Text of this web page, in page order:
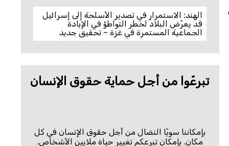
الهند: الاستمرار في تصدير الأسلحة إلى إسرائيل
قد يعرّض البلاد لخطر التواطؤ في الإبادة
الجماعية المستمرة في غزة – تحقيق جديد
تبرعّوا من أجل حماية حقوق الإنسان
بإمكاننا سويًا النضال من أجل حقوق الإنسان في كل
مكان. بإمكان تبرعكم تغيير حياة ملايين الأشخاص.